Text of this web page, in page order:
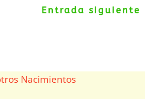
Entrada siguiente